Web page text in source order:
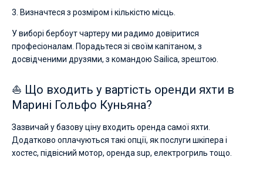
3. Визначтеся з розміром і кількістю місць.
У виборі бербоут чартеру ми радимо довіритися
професіоналам. Порадьтеся зі своїм капітаном, з
досвідченими друзями, з командою Sailica, зрештою.
⛵ Що входить у вартість оренди яхти в
Марині Гольфо Куньяна?
Зазвичай у базову ціну входить оренда самої яхти.
Додатково оплачуються такі опції, як послуги шкіпера і
хостес, підвісний мотор, оренда sup, електрогриль тощо.